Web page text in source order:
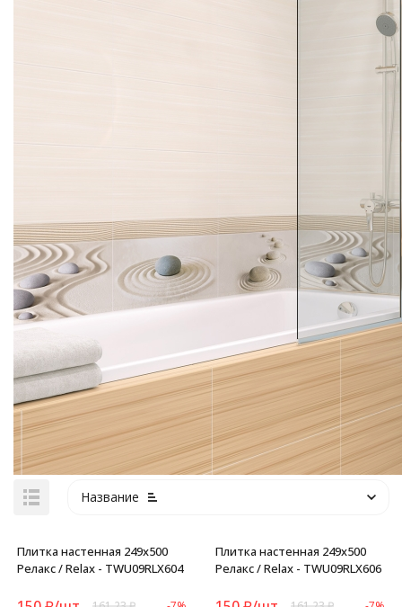
Название
Плитка настенная 249x500
Релакс / Relax - TWU09RLX604
Плитка настенная 249x500
Релакс / Relax - TWU09RLX606